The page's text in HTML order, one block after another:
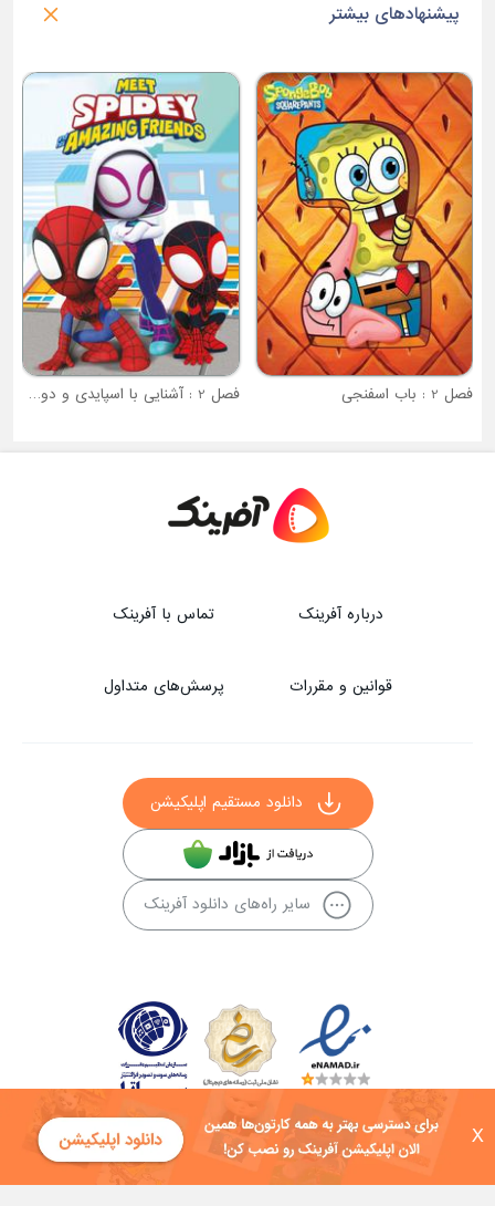
X
پیشنهادهای بیشتر
فصل 2 : آشنایی با اسپایدی و دوستان شگفت انگیزش
فصل 1 : فرودگاه خرگوشها
درباره آفرینک تماس با آفرینک
قوانین و مقررات پرسش‌های متداول
دانلود مستقیم اپلیکیشن
سایر راه‌های دانلود آفرینک
کلیه حقوق این سایت به شرکت توسعه فناوی هفت آسمان توکان تعلق دارد و